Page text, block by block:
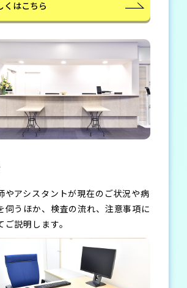
くはこちら
やアシスタントが現在のご状況や病
伺うほか、検査の流れ、注意事項に
ご説明します。